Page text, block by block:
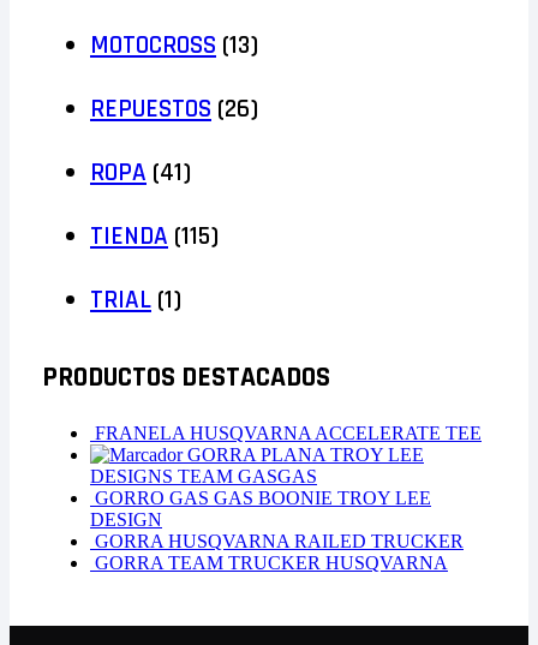
MOTOCROSS (13)
REPUESTOS (26)
ROPA (41)
TIENDA (115)
TRIAL (1)
PRODUCTOS DESTACADOS
FRANELA HUSQVARNA ACCELERATE TEE
GORRA PLANA TROY LEE
DESIGNS TEAM GASGAS
GORRO GAS GAS BOONIE TROY LEE
DESIGN
GORRA HUSQVARNA RAILED TRUCKER
GORRA TEAM TRUCKER HUSQVARNA